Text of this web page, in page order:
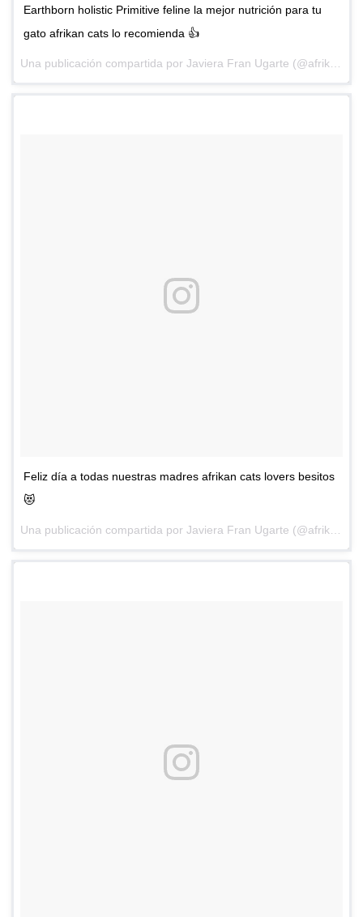
Earthborn holistic Primitive feline la mejor nutrición para tu
gato afrikan cats lo recomienda 👍
Una publicación compartida por Javiera Fran Ugarte (@afrikancats) el
Feliz día a todas nuestras madres afrikan cats lovers besitos
😻
Una publicación compartida por Javiera Fran Ugarte (@afrikancats) el